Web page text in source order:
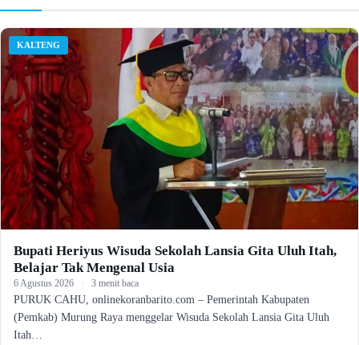
KALTENG
Bupati Heriyus Wisuda Sekolah Lansia Gita Uluh Itah,
Belajar Tak Mengenal Usia
6 Agustus 2026 · 3 menit baca
PURUK CAHU, onlinekoranbarito.com – Pemerintah Kabupaten
(Pemkab) Murung Raya menggelar Wisuda Sekolah Lansia Gita Uluh
Itah…